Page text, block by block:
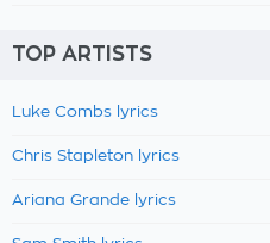
TOP ARTISTS
Luke Combs lyrics
Chris Stapleton lyrics
Ariana Grande lyrics